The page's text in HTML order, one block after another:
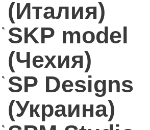
(Италия)
SKP model
(Чехия)
SP Designs
(Украина)